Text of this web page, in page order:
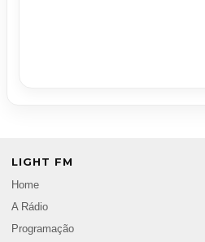
LIGHT FM
Home
A Rádio
Programação